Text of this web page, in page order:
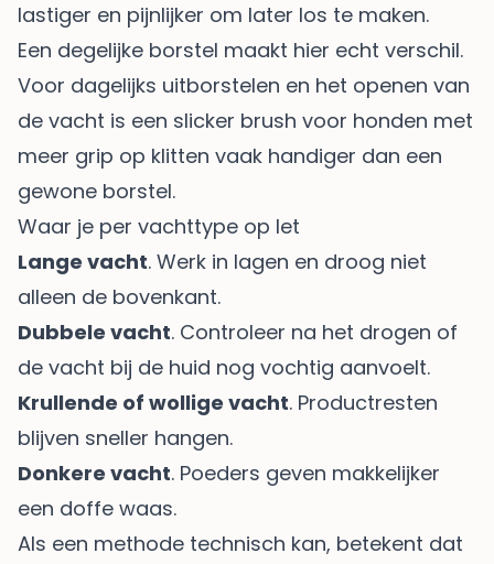
lastiger en pijnlijker om later los te maken.
Een degelijke borstel maakt hier echt verschil.
Voor dagelijks uitborstelen en het openen van
de vacht is een slicker brush voor honden met
meer grip op klitten vaak handiger dan een
gewone borstel.
Waar je per vachttype op let
Lange vacht. Werk in lagen en droog niet
alleen de bovenkant.
Dubbele vacht. Controleer na het drogen of
de vacht bij de huid nog vochtig aanvoelt.
Krullende of wollige vacht. Productresten
blijven sneller hangen.
Donkere vacht. Poeders geven makkelijker
een doffe waas.
Als een methode technisch kan, betekent dat